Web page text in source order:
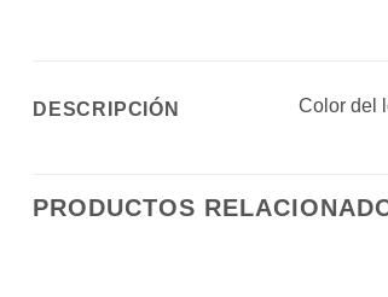
DESCRIPCIÓN Color del
PRODUCTOS